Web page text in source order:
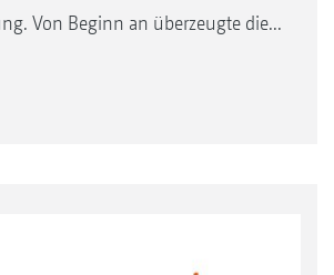
Von Beginn an überzeugte die...